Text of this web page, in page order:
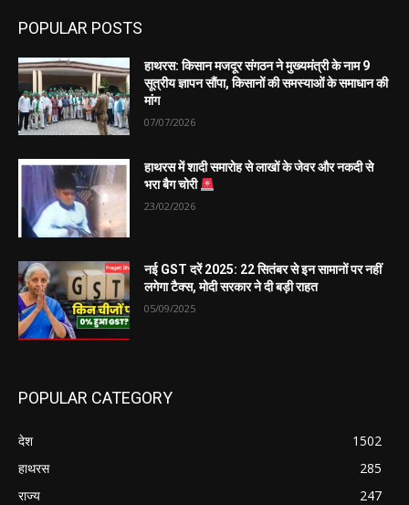
POPULAR POSTS
हाथरस: किसान मजदूर संगठन ने मुख्यमंत्री के नाम 9
सूत्रीय ज्ञापन सौंपा, किसानों की समस्याओं के समाधान की
मांग
07/07/2026
हाथरस में शादी समारोह से लाखों के जेवर और नकदी से
भरा बैग चोरी
23/02/2026
नई GST दरें 2025: 22 सितंबर से इन सामानों पर नहीं
लगेगा टैक्स, मोदी सरकार ने दी बड़ी राहत
05/09/2025
POPULAR CATEGORY
देश
1502
हाथरस
285
राज्य
247